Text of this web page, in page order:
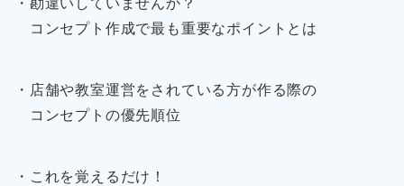
コンセプト作成で最も重要なポイントとは
・店舗や教室運営をされている方が作る際の
コンセプトの優先順位
・これを覚えるだけ！